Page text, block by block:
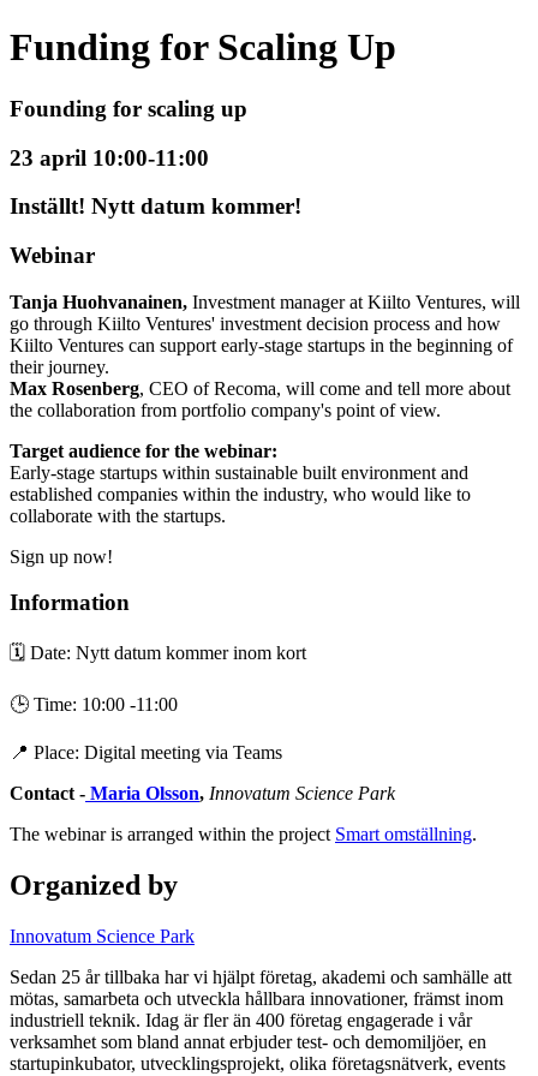
Funding for Scaling Up
Founding for scaling up
23 april 10:00-11:00
Inställt! Nytt datum kommer!
Webinar
Tanja Huohvanainen, Investment manager at Kiilto Ventures, will
go through Kiilto Ventures' investment decision process and how
Kiilto Ventures can support early-stage startups in the beginning of
their journey.
Max Rosenberg, CEO of Recoma, will come and tell more about
the collaboration from portfolio company's point of view.
Target audience for the webinar:
Early-stage startups within sustainable built environment and
established companies within the industry, who would like to
collaborate with the startups.
Sign up now!
Information
🗓️ Date: Nytt datum kommer inom kort
🕒 Time: 10:00 -11:00
📍 Place: Digital meeting via Teams
Contact - Maria Olsson, Innovatum Science Park
The webinar is arranged within the project Smart omställning.
Organized by
Innovatum Science Park
Sedan 25 år tillbaka har vi hjälpt företag, akademi och samhälle att
mötas, samarbeta och utveckla hållbara innovationer, främst inom
industriell teknik. Idag är fler än 400 företag engagerade i vår
verksamhet som bland annat erbjuder test- och demomiljöer, en
startupinkubator, utvecklingsprojekt, olika företagsnätverk, events